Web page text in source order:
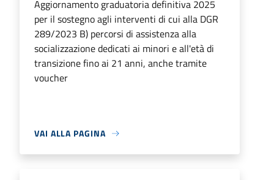
Aggiornamento graduatoria definitiva 2025
per il sostegno agli interventi di cui alla DGR
289/2023 B) percorsi di assistenza alla
socializzazione dedicati ai minori e all'età di
transizione fino ai 21 anni, anche tramite
voucher
VAI ALLA PAGINA